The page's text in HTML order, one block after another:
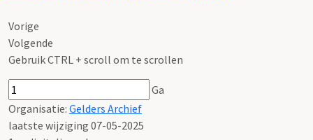
Vorige
Volgende
Gebruik CTRL + scroll om te scrollen
Ga
Organisatie: Gelders Archief
laatste wijziging 07-05-2025